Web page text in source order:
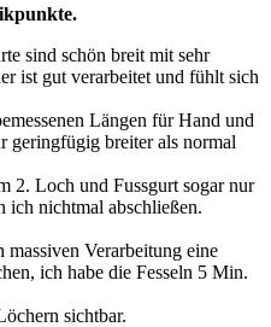
sind schön breit mit sehr
ist gut verarbeitet und fühlt sich
Längen für Hand und
geringfügig breiter als normal
2. Loch und Fussgurt sogar nur
ich nichtmal abschließen.
Verarbeitung eine
ich habe die Fesseln 5 Min.
sichtbar.